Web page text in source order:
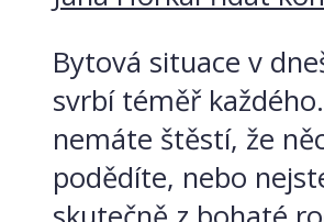
Bytová situace v
svrbí téměř
nemáte štěstí, že
podědíte, nebo